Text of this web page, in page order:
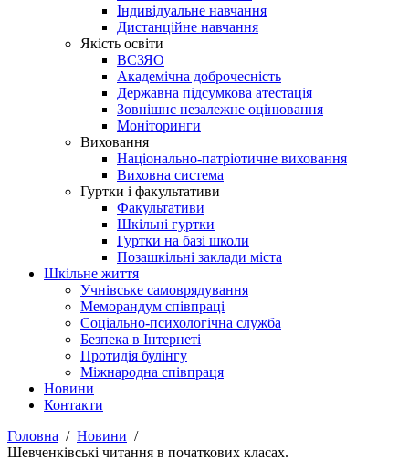
Індивідуальне навчання
Дистанційне навчання
Якість освіти
ВСЗЯО
Академічна доброчесність
Державна підсумкова атестація
Зовнішнє незалежне оцінювання
Моніторинги
Виховання
Національно-патріотичне виховання
Виховна система
Гуртки і факультативи
Факультативи
Шкільні гуртки
Гуртки на базі школи
Позашкільні заклади міста
Шкільне життя
Учнівське самоврядування
Меморандум співпраці
Соціально-психологічна служба
Безпека в Інтернеті
Протидія булінгу
Міжнародна співпраця
Новини
Контакти
Головна
Новини
Шевченківські читання в початкових класах.